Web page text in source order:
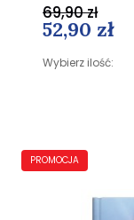
52,90 zł
Wybierz ilość:
69,90 zł
PROMOCJA